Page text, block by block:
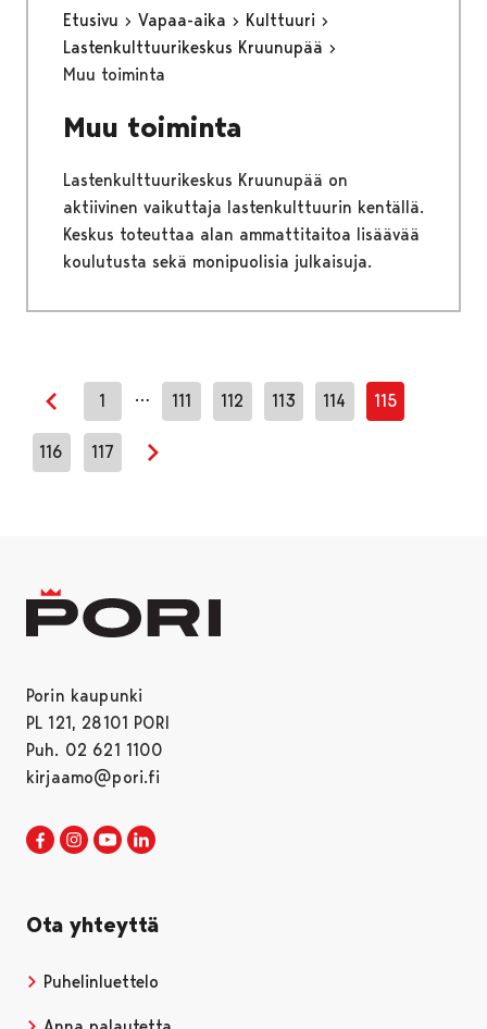
Etusivu Vapaa-aika
Kulttuuri
Lastenkulttuurikeskus Kruunupää
Muu toiminta
Muu toiminta
Lastenkulttuurikeskus Kruunupää on
aktiivinen vaikuttaja lastenkulttuurin kentällä.
Keskus toteuttaa alan ammattitaitoa lisäävää
koulutusta sekä monipuolisia julkaisuja.
Edellinen sivu
1 … 111 112 113 114 115
116 117
Porin kaupunki
PL 121, 28101 PORI
Puh. 02 621 1100
kirjaamo@pori.fi
Porin kaupunki Facebookissa
Avautuu uudessa välilehdessä
Porin kaupunki Instagramissa
Avautuu uudessa välilehdessä
Porin kaupunki Youtubessa
Avautuu uudessa välilehdessä
Ota yhteyttä
Puhelinluettelo